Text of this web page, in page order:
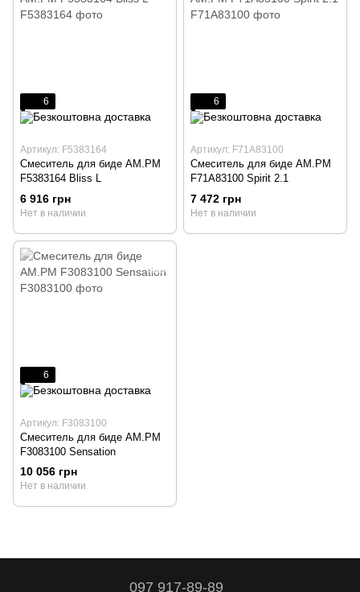
6
Артикул: F5383164
Смеситель для биде AM.PM
F5383164 Bliss L
6 916 грн
Нет в наличии
6
Артикул: F71A83100
Смеситель для биде AM.PM
F71A83100 Spirit 2.1
7 472 грн
Нет в наличии
6
Артикул: F3083100
Смеситель для биде AM.PM
F3083100 Sensation
10 056 грн
Нет в наличии
097 917-89-89